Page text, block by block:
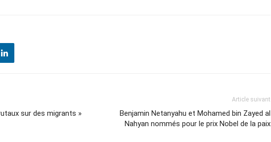
sur des migrants »
Article suivant
Benjamin Netanyahu et Mohamed bin Zayed al
Nahyan nommés pour le prix Nobel de la paix